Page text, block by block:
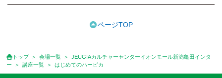
ております。また一部の講座では別途傷害保険料も含まれており
●資格認定講座の試験料・認定料などは別途要しますのでお問い合
せください。
ページTOP
トップ 会場一覧
JEUGIAカルチャーセンターイオンモール新潟亀田インタ
ー
講座一覧 はじめてのハーピカ